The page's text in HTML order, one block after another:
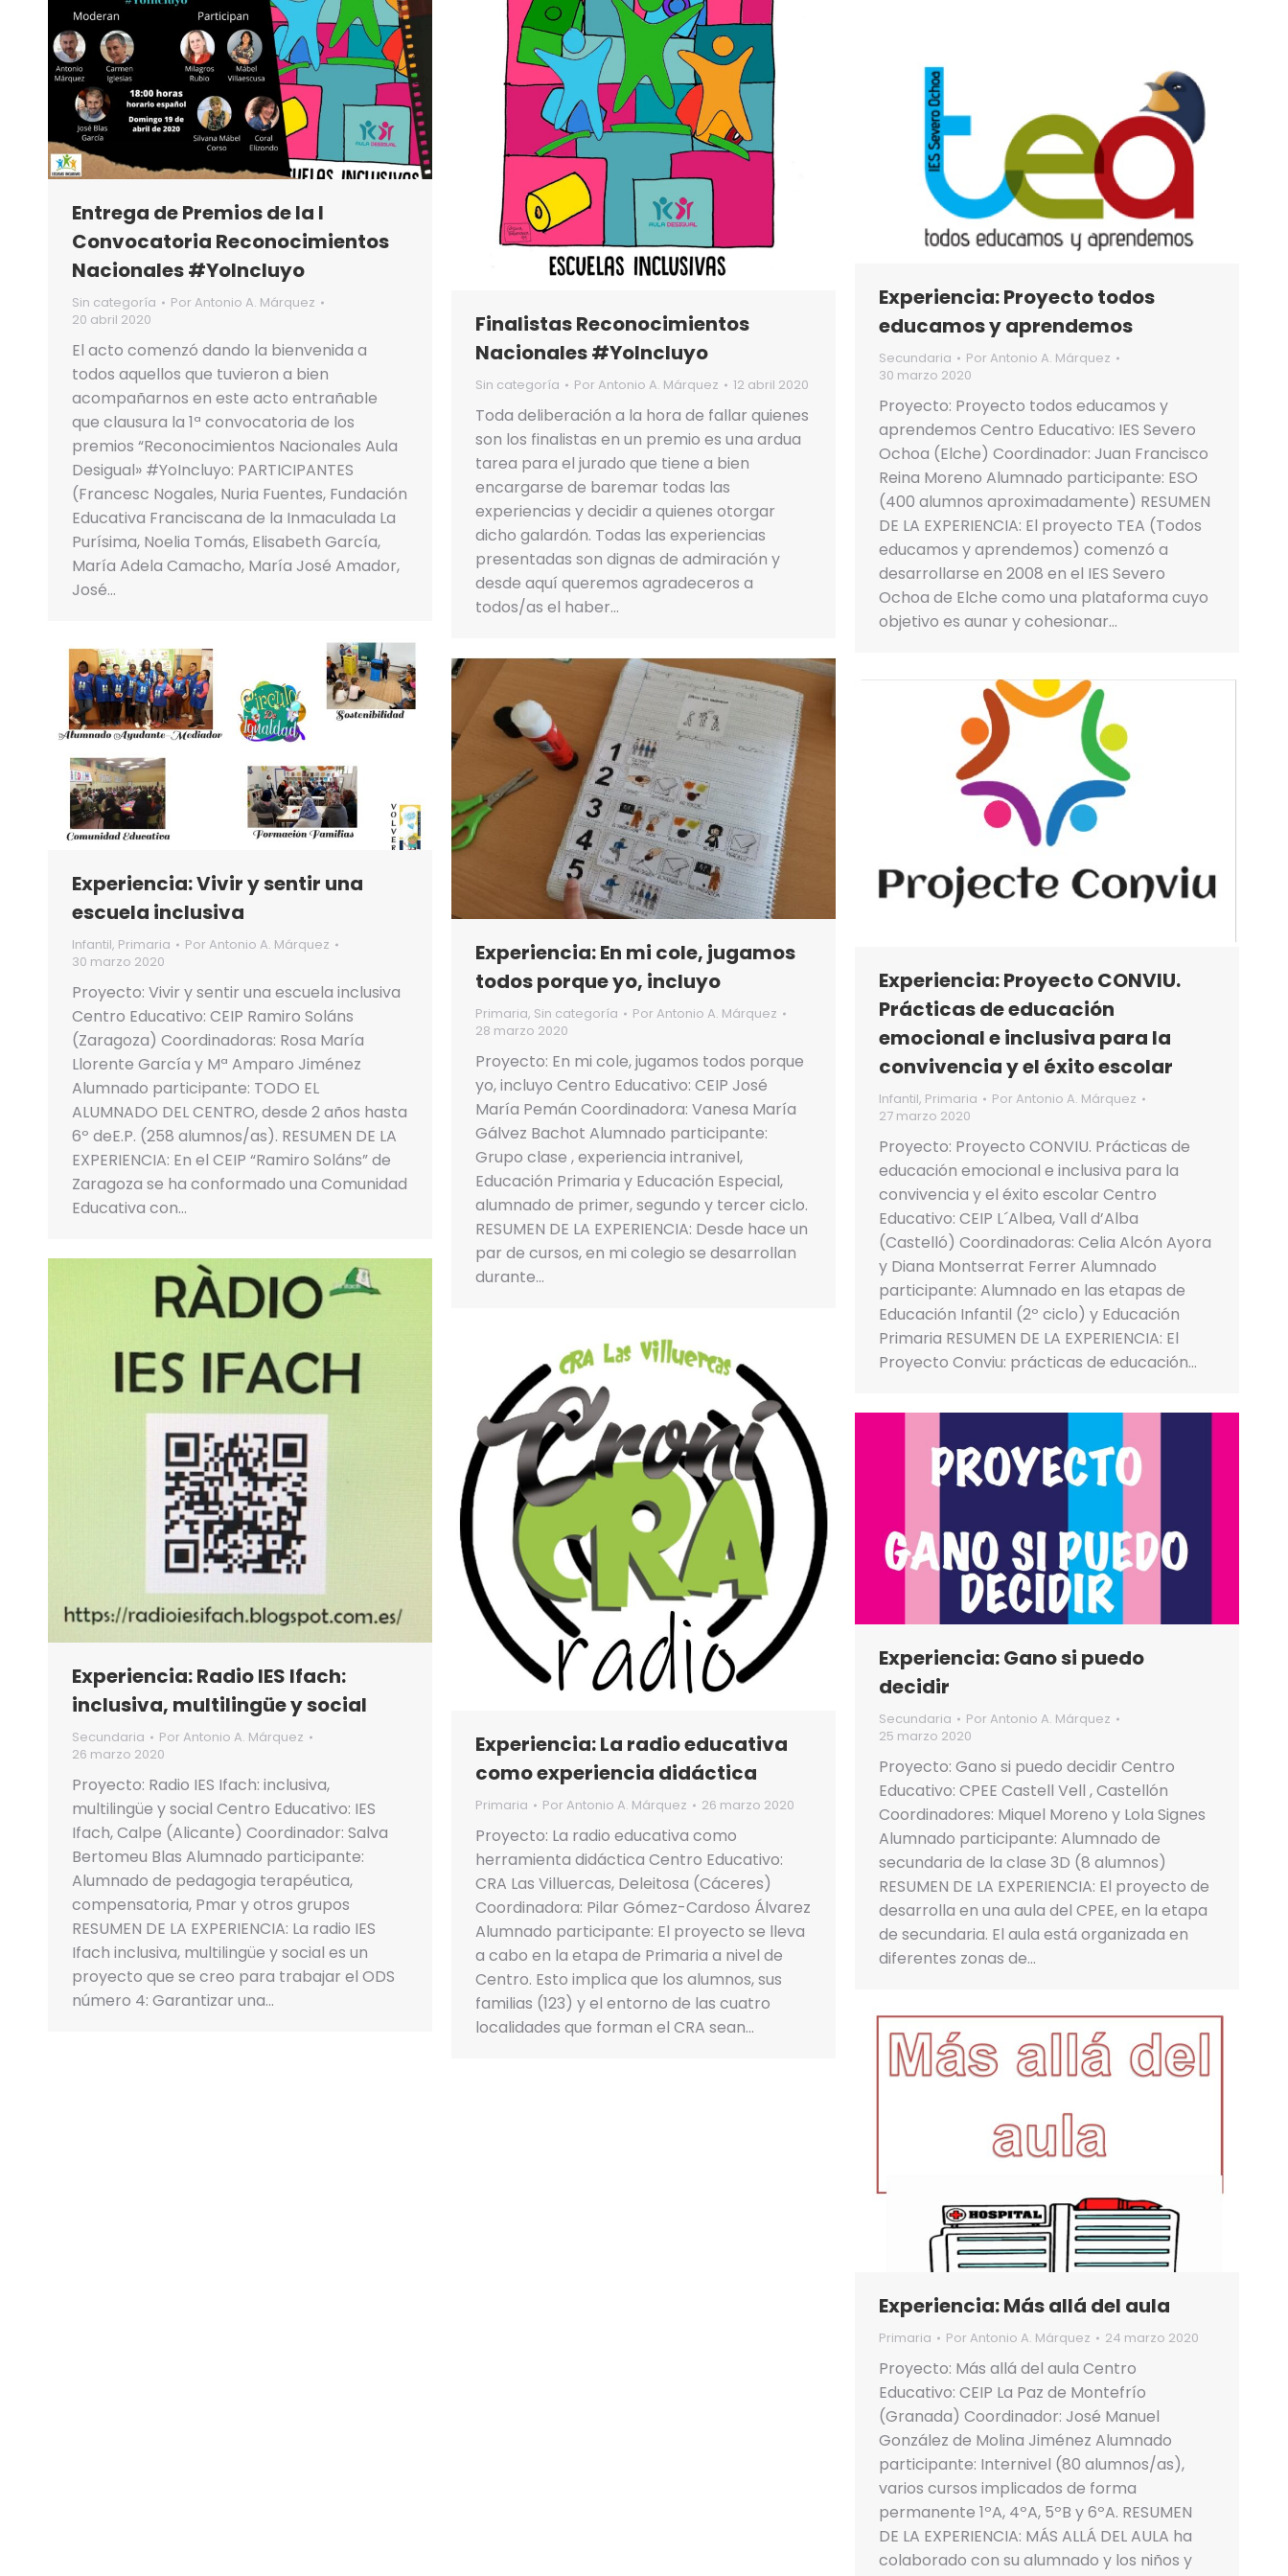
Entrega de Premios de la I
Convocatoria Reconocimientos
Nacionales #YoIncluyo
Sin categoría Por Antonio A. Márquez
20 abril 2020
El acto comenzó dando la bienvenida a
todos aquellos que tuvieron a bien
acompañarnos en este acto entrañable
que clausura la 1ª convocatoria de los
premios “Reconocimientos Nacionales Aula
Desigual» #YoIncluyo: PARTICIPANTES
(Francesc Nogales, Nuria Fuentes, Fundación
Educativa Franciscana de la Inmaculada La
Purísima, Noelia Tomás, Elisabeth García,
María Adela Camacho, María José Amador,
José…
Finalistas Reconocimientos
Nacionales #YoIncluyo
Sin categoría Por Antonio A. Márquez 12 abril 2020
Toda deliberación a la hora de fallar quienes
son los finalistas en un premio es una ardua
tarea para el jurado que tiene a bien
encargarse de baremar todas las
experiencias y decidir a quienes otorgar
dicho galardón. Todas las experiencias
presentadas son dignas de admiración y
desde aquí queremos agradeceros a
todos/as el haber…
Experiencia: Proyecto todos
educamos y aprendemos
Secundaria Por Antonio A. Márquez
30 marzo 2020
Proyecto: Proyecto todos educamos y
aprendemos Centro Educativo: IES Severo
Ochoa (Elche) Coordinador: Juan Francisco
Reina Moreno Alumnado participante: ESO
(400 alumnos aproximadamente) RESUMEN
DE LA EXPERIENCIA: El proyecto TEA (Todos
educamos y aprendemos) comenzó a
desarrollarse en 2008 en el IES Severo
Ochoa de Elche como una plataforma cuyo
objetivo es aunar y cohesionar…
Experiencia: Vivir y sentir una
escuela inclusiva
Infantil, Primaria Por Antonio A. Márquez
30 marzo 2020
Proyecto: Vivir y sentir una escuela inclusiva
Centro Educativo: CEIP Ramiro Soláns
(Zaragoza) Coordinadoras: Rosa María
Llorente García y Mª Amparo Jiménez
Alumnado participante: TODO EL
ALUMNADO DEL CENTRO, desde 2 años hasta
6º deE.P. (258 alumnos/as). RESUMEN DE LA
EXPERIENCIA: En el CEIP “Ramiro Soláns” de
Zaragoza se ha conformado una Comunidad
Educativa con…
Experiencia: En mi cole, jugamos
todos porque yo, incluyo
Primaria, Sin categoría Por Antonio A. Márquez
28 marzo 2020
Proyecto: En mi cole, jugamos todos porque
yo, incluyo Centro Educativo: CEIP José
María Pemán Coordinadora: Vanesa María
Gálvez Bachot Alumnado participante:
Grupo clase , experiencia intranivel,
Educación Primaria y Educación Especial,
alumnado de primer, segundo y tercer ciclo.
RESUMEN DE LA EXPERIENCIA: Desde hace un
par de cursos, en mi colegio se desarrollan
durante…
Experiencia: Proyecto CONVIU.
Prácticas de educación
emocional e inclusiva para la
convivencia y el éxito escolar
Infantil, Primaria Por Antonio A. Márquez
27 marzo 2020
Proyecto: Proyecto CONVIU. Prácticas de
educación emocional e inclusiva para la
convivencia y el éxito escolar Centro
Educativo: CEIP L´Albea, Vall d’Alba
(Castelló) Coordinadoras: Celia Alcón Ayora
y Diana Montserrat Ferrer Alumnado
participante: Alumnado en las etapas de
Educación Infantil (2º ciclo) y Educación
Primaria RESUMEN DE LA EXPERIENCIA: El
Proyecto Conviu: prácticas de educación…
Experiencia: Radio IES Ifach:
inclusiva, multilingüe y social
Secundaria Por Antonio A. Márquez
26 marzo 2020
Proyecto: Radio IES Ifach: inclusiva,
multilingüe y social Centro Educativo: IES
Ifach, Calpe (Alicante) Coordinador: Salva
Bertomeu Blas Alumnado participante:
Alumnado de pedagogia terapéutica,
compensatoria, Pmar y otros grupos
RESUMEN DE LA EXPERIENCIA: La radio IES
Ifach inclusiva, multilingüe y social es un
proyecto que se creo para trabajar el ODS
número 4: Garantizar una…
Experiencia: La radio educativa
como experiencia didáctica
Primaria Por Antonio A. Márquez 26 marzo 2020
Proyecto: La radio educativa como
herramienta didáctica Centro Educativo:
CRA Las Villuercas, Deleitosa (Cáceres)
Coordinadora: Pilar Gómez-Cardoso Álvarez
Alumnado participante: El proyecto se lleva
a cabo en la etapa de Primaria a nivel de
Centro. Esto implica que los alumnos, sus
familias (123) y el entorno de las cuatro
localidades que forman el CRA sean…
Experiencia: Gano si puedo
decidir
Secundaria Por Antonio A. Márquez
25 marzo 2020
Proyecto: Gano si puedo decidir Centro
Educativo: CPEE Castell Vell , Castellón
Coordinadores: Miquel Moreno y Lola Signes
Alumnado participante: Alumnado de
secundaria de la clase 3D (8 alumnos)
RESUMEN DE LA EXPERIENCIA: El proyecto de
desarrolla en una aula del CPEE, en la etapa
de secundaria. El aula está organizada en
diferentes zonas de…
Experiencia: Más allá del aula
Primaria Por Antonio A. Márquez 24 marzo 2020
Proyecto: Más allá del aula Centro
Educativo: CEIP La Paz de Montefrío
(Granada) Coordinador: José Manuel
González de Molina Jiménez Alumnado
participante: Internivel (80 alumnos/as),
varios cursos implicados de forma
permanente 1ºA, 4ºA, 5ºB y 6ºA. RESUMEN
DE LA EXPERIENCIA: MÁS ALLÁ DEL AULA ha
colaborado con su alumnado y los niños y